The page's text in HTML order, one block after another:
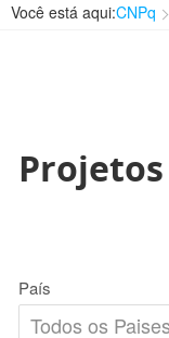
Você está aqui:CNPq
País